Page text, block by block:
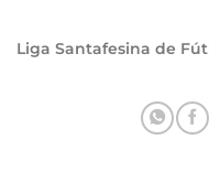
Liga Santafesina de